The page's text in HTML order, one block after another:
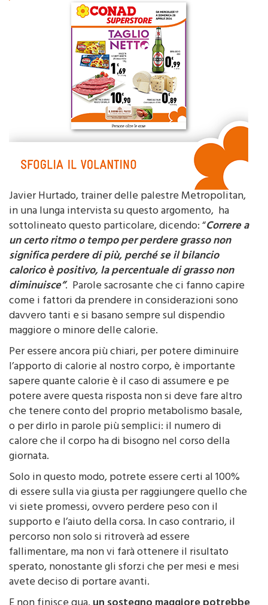
Javier Hurtado, trainer delle palestre Metropolitan,
in una lunga intervista su questo argomento, ha
sottolineato questo particolare, dicendo: “Correre a
un certo ritmo o tempo per perdere grasso non
significa perdere di più, perché se il bilancio
calorico è positivo, la percentuale di grasso non
diminuisce”. Parole sacrosante che ci fanno capire
come i fattori da prendere in considerazioni sono
davvero tanti e si basano sempre sul dispendio
maggiore o minore delle calorie.
Per essere ancora più chiari, per potere diminuire
l’apporto di calorie al nostro corpo, è importante
sapere quante calorie è il caso di assumere e pe
potere avere questa risposta non si deve fare altro
che tenere conto del proprio metabolismo basale,
o per dirlo in parole più semplici: il numero di
calore che il corpo ha di bisogno nel corso della
giornata.
Solo in questo modo, potrete essere certi al 100%
di essere sulla via giusta per raggiungere quello che
vi siete promessi, ovvero perdere peso con il
supporto e l’aiuto della corsa. In caso contrario, il
percorso non solo si ritroverà ad essere
fallimentare, ma non vi farà ottenere il risultato
sperato, nonostante gli sforzi che per mesi e mesi
avete deciso di portare avanti.